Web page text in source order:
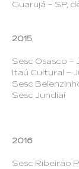
Guarujá – SP,
2015
Sesc Osasco –
Itaú Cultural –
Sesc
Sesc Jundiaí
2016
Sesc Ribeirão